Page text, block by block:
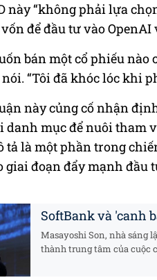
này “không phải lựa
để đầu tư vào
bán một cổ phiếu nào
nói. “Tôi đã khóc lóc khi
này củng cố nhận
danh mục để nuôi tham
tả là một phần trong
giai đoạn đẩy mạnh đầu
SoftBank và 'canh
Masayoshi Son, nhà sáng
thành trung tâm của cuộc